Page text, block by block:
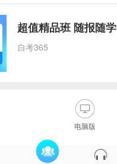
超值精品班 随报随学
自考365
电脑版